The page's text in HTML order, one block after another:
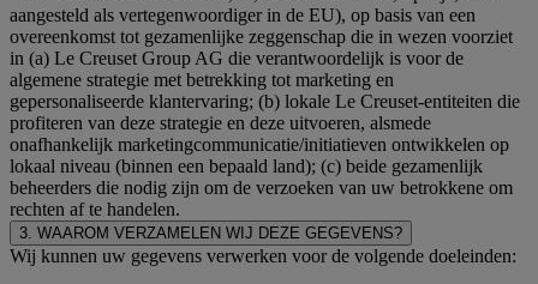
aangesteld als vertegenwoordiger in de EU), op basis van een
overeenkomst tot gezamenlijke zeggenschap die in wezen voorziet
in (a) Le Creuset Group AG die verantwoordelijk is voor de
algemene strategie met betrekking tot marketing en
gepersonaliseerde klantervaring; (b) lokale Le Creuset-entiteiten die
profiteren van deze strategie en deze uitvoeren, alsmede
onafhankelijk marketingcommunicatie/initiatieven ontwikkelen op
lokaal niveau (binnen een bepaald land); (c) beide gezamenlijk
beheerders die nodig zijn om de verzoeken van uw betrokkene om
rechten af te handelen.
3. WAAROM VERZAMELEN WIJ DEZE GEGEVENS?
Wij kunnen uw gegevens verwerken voor de volgende doeleinden: